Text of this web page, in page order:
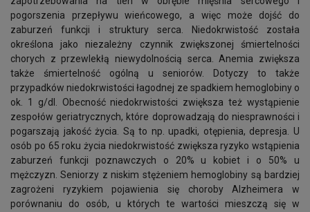
pogorszenia przepływu wieńcowego, a więc może dojść do
zaburzeń funkcji i struktury serca. Niedokrwistość została
określona jako niezależny czynnik zwiększonej śmiertelności
chorych z przewlekłą niewydolnością serca. Anemia zwiększa
także śmiertelność ogólną u seniorów. Dotyczy to także
przypadków niedokrwistości łagodnej ze spadkiem hemoglobiny o
ok. 1 g/dl. Obecność niedokrwistości zwiększa też wystąpienie
zespołów geriatrycznych, które doprowadzają do niesprawności i
pogarszają jakość życia. Są to np. upadki, otępienia, depresja. U
osób po 65 roku życia niedokrwistość zwiększa ryzyko wstąpienia
zaburzeń funkcji poznawczych o 20% u kobiet i o 50% u
mężczyzn. Seniorzy z niskim stężeniem hemoglobiny są bardziej
zagrożeni ryzykiem pojawienia się choroby Alzheimera w
porównaniu do osób, u których te wartości mieszczą się w